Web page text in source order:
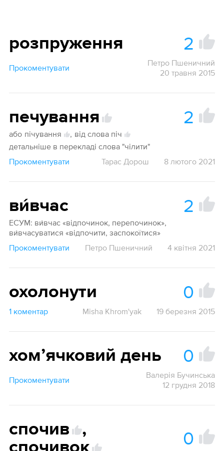
розпруження 2
Прокоментувати
Петро Пшеничний
20 травня 2015
печування 2
або пічування , від слова піч
детальніше в перекладі слова "чілити"
Прокоментувати
Тарас Дорош 8 лютого 2021
ви́вчас 2
ЕСУМ: ви́вчас «відпочинок, перепочинок»,
ви́вчасуватися «відпочити, заспокоїтися»
Прокоментувати
Петро Пшеничний 4 квітня 2021
охолонути 0
1 коментар Misha Khrom'yak 19 березня 2015
хомʼячковий день 0
Прокоментувати
Валерія Бучинська
12 грудня 2018
спочив
,
0